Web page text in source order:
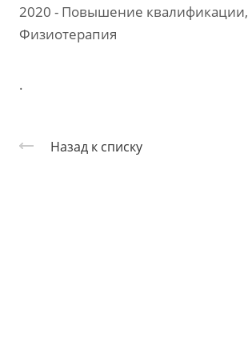
2020 - Повышение квалификации,
Физиотерапия
.
Назад к списку